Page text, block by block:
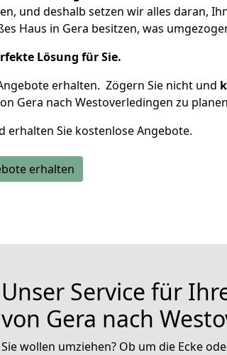
und deshalb setzen wir alles daran,
Haus in Gera besitzen, was
Lösung für Sie.
erhalten. Zögern Sie nicht und
Gera nach Westoverledingen zu
erhalten Sie kostenlose Angebote.
erhalten
Unser Service für
von Gera nach
Sie wollen umziehen? Ob um die Ecke